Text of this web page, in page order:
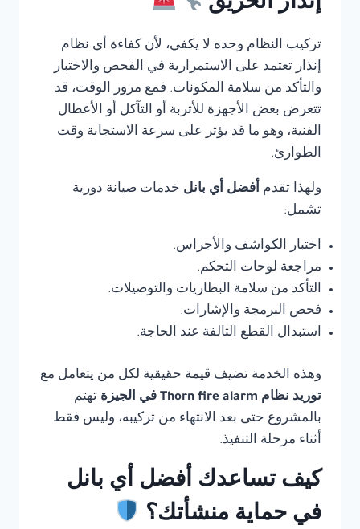
إنذار الحريق
تركيب النظام وحده لا يكفي، لأن كفاءة أي نظام
إنذار تعتمد على الاستمرارية في الفحص والاختبار
والتأكد من سلامة المكونات. فمع مرور الوقت، قد
تتعرض بعض الأجهزة للأتربة أو التآكل أو الأعطال
الفنية، وهو ما قد يؤثر على سرعة الاستجابة وقت
الطوارئ.
ولهذا تقدم أفضل أي بانل خدمات صيانة دورية
تشمل:
اختبار الكواشف والأجراس.
مراجعة لوحات التحكم.
التأكد من سلامة البطاريات والتوصيلات.
فحص البرمجة والإشارات.
استبدال القطع التالفة عند الحاجة.
وهذه الخدمة تضيف قيمة حقيقية لكل من يتعامل مع
توريد نظام Thorn fire alarm في الجيزة
تهتم
بالمشروع حتى بعد الانتهاء من تركيبه، وليس فقط
أثناء مرحلة التنفيذ.
كيف تساعدك أفضل أي بانل
في حماية منشأتك؟